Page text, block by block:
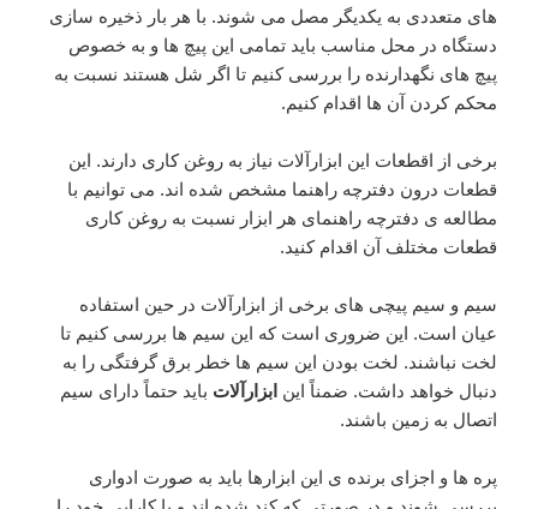
های متعددی به یکدیگر مصل می شوند. با هر بار ذخیره سازی
دستگاه در محل مناسب باید تمامی این پیچ ها و به خصوص
پیچ های نگهدارنده را بررسی کنیم تا اگر شل هستند نسبت به
محکم کردن آن ها اقدام کنیم.
برخی از اقطعات این ابزارآلات نیاز به روغن کاری دارند. این
قطعات درون دفترچه راهنما مشخص شده اند. می توانیم با
مطالعه ی دفترچه راهنمای هر ابزار نسبت به روغن کاری
قطعات مختلف آن اقدام کنید.
سیم و سیم پیچی های برخی از ابزارآلات در حین استفاده
عیان است. این ضروری است که این سیم ها بررسی کنیم تا
لخت نباشند. لخت بودن این سیم ها خطر برق گرفتگی را به
دنبال خواهد داشت. ضمناً این ابزارآلات باید حتماً دارای سیم
اتصال به زمین باشند.
پره ها و اجزای برنده ی این ابزارها باید به صورت ادواری